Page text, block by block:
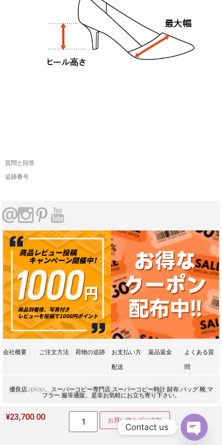
¥23,700.00 お買い物カゴに追加
質問と回答
追跡番号
会社概要 ご注文方法 荷物の追跡 お支払い方
配送
返品返金 よくある質
問
優良店Jpkopi、スーパーコピー専門店,スーパーコピー時計,財布,バッグ,靴,マ
フラー,服等通販。是非お気軽にお立ち寄り下さい。
Contact us